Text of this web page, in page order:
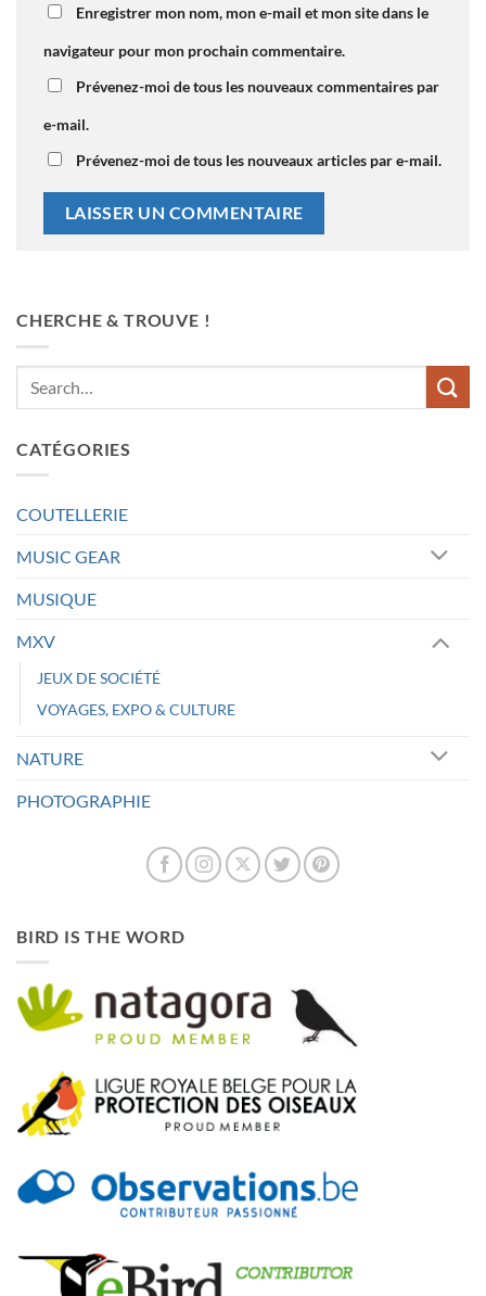
Enregistrer mon nom, mon e-mail et mon site dans le
navigateur pour mon prochain commentaire.
Prévenez-moi de tous les nouveaux commentaires par
e-mail.
Prévenez-moi de tous les nouveaux articles par e-mail.
CHERCHE & TROUVE !
CATÉGORIES
COUTELLERIE
MUSIC GEAR
MUSIQUE
MXV
JEUX DE SOCIÉTÉ
VOYAGES, EXPO & CULTURE
NATURE
PHOTOGRAPHIE
BIRD IS THE WORD